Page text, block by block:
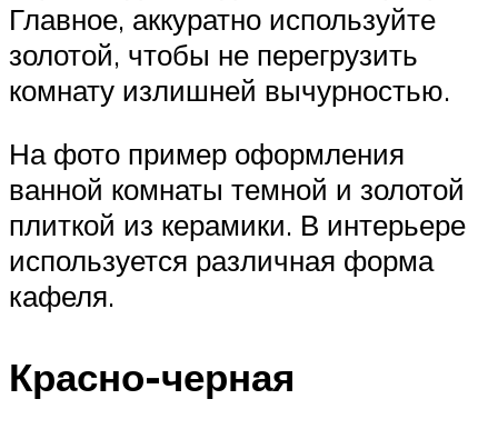
Главное, аккуратно используйте
золотой, чтобы не перегрузить
комнату излишней вычурностью.
На фото пример оформления
ванной комнаты темной и золотой
плиткой из керамики. В интерьере
используется различная форма
кафеля.
Красно-черная